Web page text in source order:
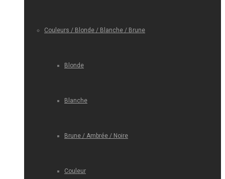
Couleurs / Blonde / Blanche / Brune
Blonde
Blanche
Brune / Ambrée / Noire
Couleur